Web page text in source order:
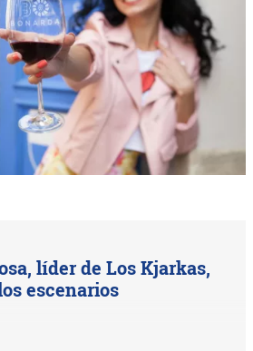
líder de Los Kjarkas,
escenarios